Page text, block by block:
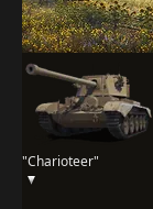
"Charioteer"